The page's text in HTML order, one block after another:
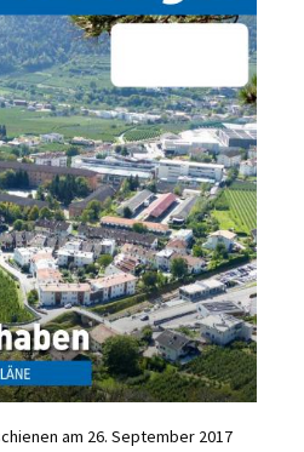
am 26. September 2017